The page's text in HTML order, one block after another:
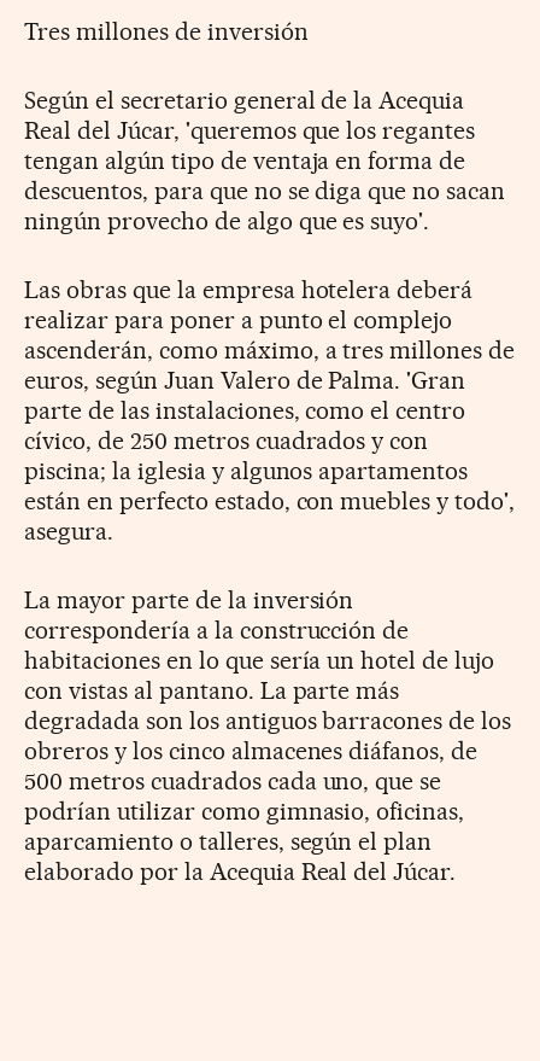
Tres millones de inversión
Según el secretario general de la Acequia
Real del Júcar, 'queremos que los regantes
tengan algún tipo de ventaja en forma de
descuentos, para que no se diga que no sacan
ningún provecho de algo que es suyo'.
Las obras que la empresa hotelera deberá
realizar para poner a punto el complejo
ascenderán, como máximo, a tres millones de
euros, según Juan Valero de Palma. 'Gran
parte de las instalaciones, como el centro
cívico, de 250 metros cuadrados y con
piscina; la iglesia y algunos apartamentos
están en perfecto estado, con muebles y todo',
asegura.
La mayor parte de la inversión
correspondería a la construcción de
habitaciones en lo que sería un hotel de lujo
con vistas al pantano. La parte más
degradada son los antiguos barracones de los
obreros y los cinco almacenes diáfanos, de
500 metros cuadrados cada uno, que se
podrían utilizar como gimnasio, oficinas,
aparcamiento o talleres, según el plan
elaborado por la Acequia Real del Júcar.